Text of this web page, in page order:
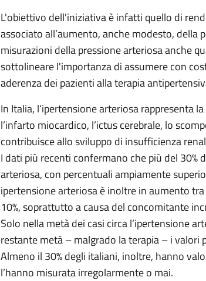
L'obiettivo dell'iniziativa è infatti quello di
associato all’aumento, anche modesto, della
misurazioni della pressione arteriosa anche
sottolineare l'importanza di assumere con
aderenza dei pazienti alla terapia
In Italia, l’ipertensione arteriosa rappresenta
l’infarto miocardico, l’ictus cerebrale, lo
contribuisce allo sviluppo di insufficienza
I dati più recenti confermano che più del
arteriosa, con percentuali ampiamente
ipertensione arteriosa è inoltre in aumento
10%, soprattutto a causa del concomitante
Solo nella metà dei casi circa l’ipertensione
restante metà – malgrado la terapia – i
Almeno il 30% degli italiani, inoltre, hanno
l’hanno misurata irregolarmente o mai.